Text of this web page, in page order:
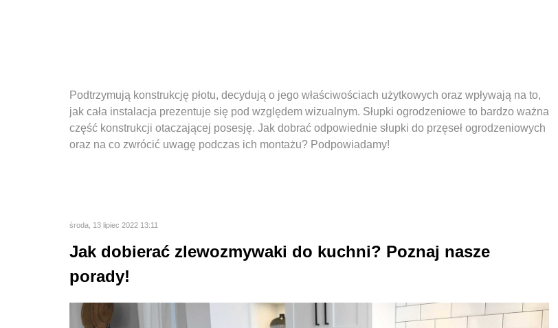
Podtrzymują konstrukcję płotu, decydują o jego właściwościach użytkowych oraz wpływają na to,
jak cała instalacja prezentuje się pod względem wizualnym. Słupki ogrodzeniowe to bardzo ważna
część konstrukcji otaczającej posesję. Jak dobrać odpowiednie słupki do przęseł ogrodzeniowych
oraz na co zwrócić uwagę podczas ich montażu? Podpowiadamy!
środa, 13 lipiec 2022 13:11
Jak dobierać zlewozmywaki do kuchni? Poznaj nasze
porady!